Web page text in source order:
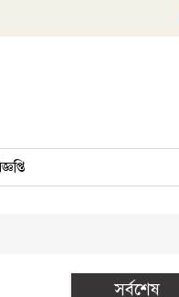
সর্বশেষ